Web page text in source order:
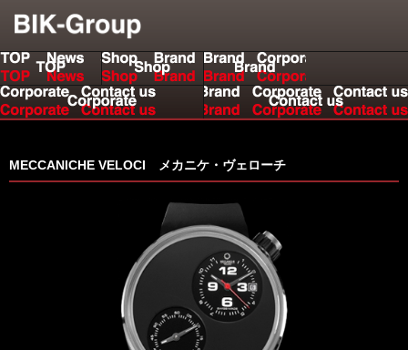
MECCANICHE VELOCI メカニケ・ヴェローチ